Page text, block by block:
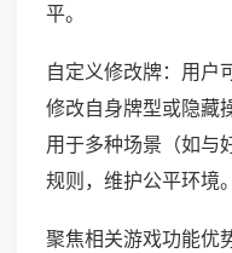
平。
自定义修改牌：用户
修改自身牌型或隐藏
用于多种场景（如与
规则，维护公平环境。
聚焦相关游戏功能优